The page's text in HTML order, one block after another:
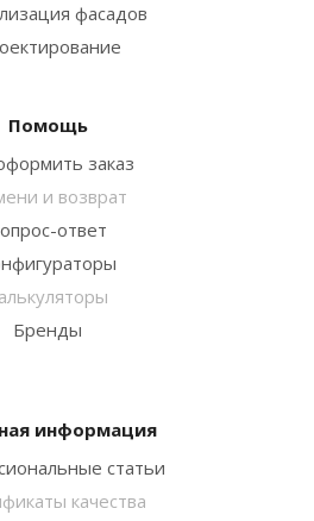
фасадов
Помощь
заказ
и возврат
ответ
Бренды
информация
статьи
качества